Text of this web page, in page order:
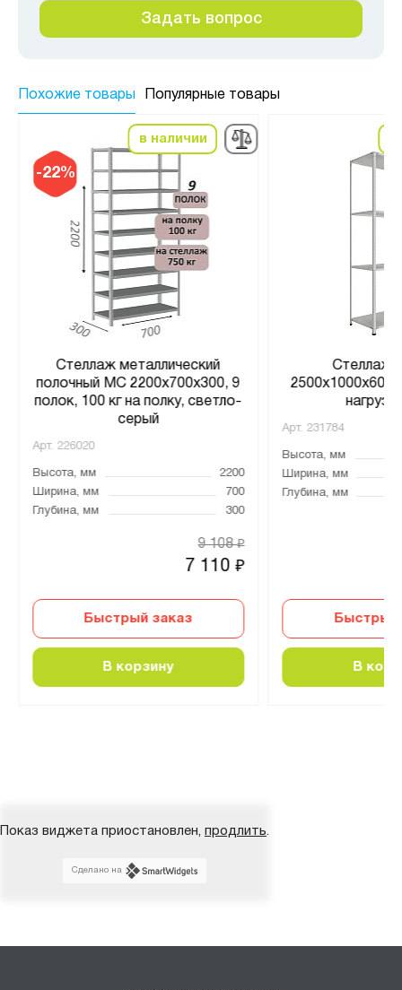
Задать вопрос
Похожие товары Популярные товары
-22%
в наличии
Стеллаж металлический
полочный МС 2200х700х300, 9
полок, 100 кг на полку, светло-
серый
Арт. 226020
Высота, мм
2200
Ширина, мм
700
Глубина, мм
300
7 110₽
9 108₽
Быстрый заказ
В корзину
Стеллаж
2500х1000х600,
Арт. 231784
Высота, мм
Ширина, мм
Глубина, мм
Быстрый
В
Показ виджета приостановлен, продлить.
Сделано на